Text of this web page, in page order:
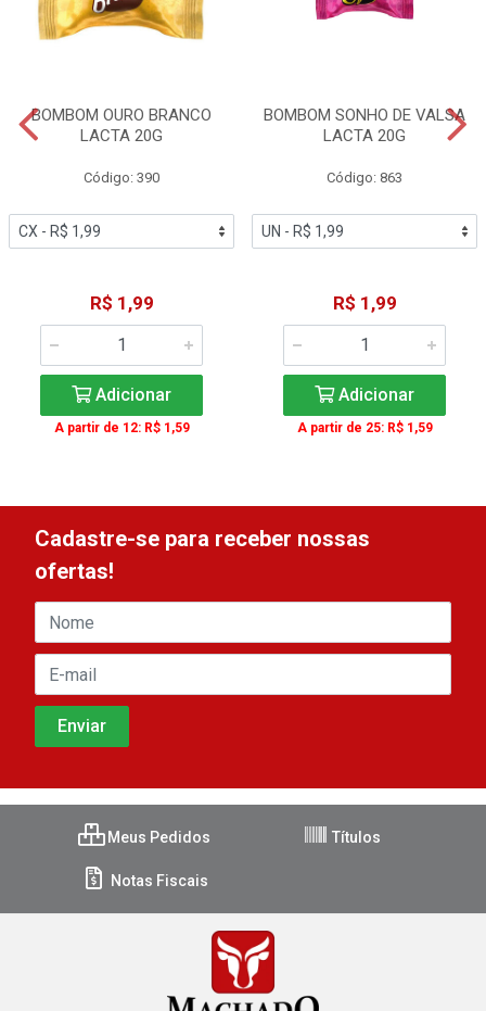
BOMBOM OURO BRANCO
LACTA 20G
Código: 390
R$ 1,99
Adicionar
A partir de 12: R$ 1,59
BOMBOM SONHO DE VALSA
LACTA 20G
Código: 863
R$ 1,99
Adicionar
A partir de 25: R$ 1,59
Cadastre-se para receber nossas
ofertas!
Meus Pedidos Títulos
Notas Fiscais